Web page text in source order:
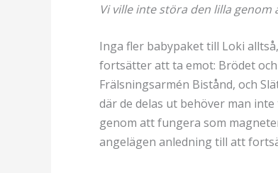
Vi ville inte störa den lilla
Inga fler babypaket till Loki
fortsätter att ta emot: Brödet
Frälsningsarmén Bistånd, och
där de delas ut behöver man
genom att fungera som
angelägen anledning till att